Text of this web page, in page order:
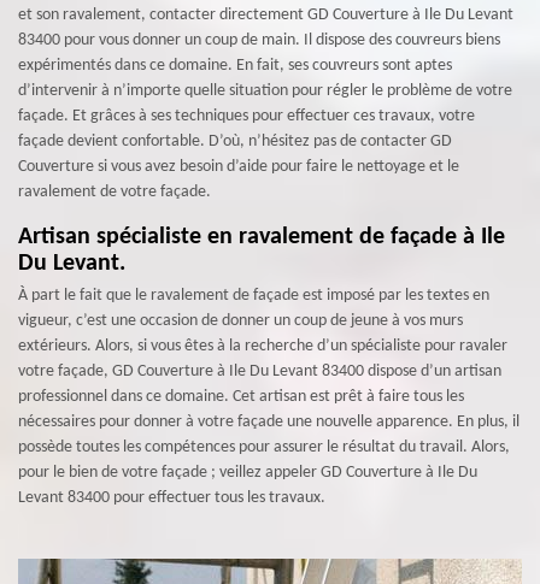
et son ravalement, contacter directement GD Couverture à Ile Du Levant
83400 pour vous donner un coup de main. Il dispose des couvreurs biens
expérimentés dans ce domaine. En fait, ses couvreurs sont aptes
d’intervenir à n’importe quelle situation pour régler le problème de votre
façade. Et grâces à ses techniques pour effectuer ces travaux, votre
façade devient confortable. D’où, n’hésitez pas de contacter GD
Couverture si vous avez besoin d’aide pour faire le nettoyage et le
ravalement de votre façade.
Artisan spécialiste en ravalement de façade à Ile
Du Levant.
À part le fait que le ravalement de façade est imposé par les textes en
vigueur, c’est une occasion de donner un coup de jeune à vos murs
extérieurs. Alors, si vous êtes à la recherche d’un spécialiste pour ravaler
votre façade, GD Couverture à Ile Du Levant 83400 dispose d’un artisan
professionnel dans ce domaine. Cet artisan est prêt à faire tous les
nécessaires pour donner à votre façade une nouvelle apparence. En plus, il
possède toutes les compétences pour assurer le résultat du travail. Alors,
pour le bien de votre façade ; veillez appeler GD Couverture à Ile Du
Levant 83400 pour effectuer tous les travaux.